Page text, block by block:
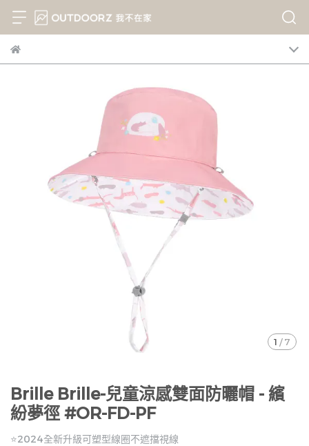
1 / 7
Brille Brille-兒童涼感雙面防曬帽 - 繽
紛夢徑 #OR-FD-PF
⭐2024全新升級可塑型線圈不遮擋視線